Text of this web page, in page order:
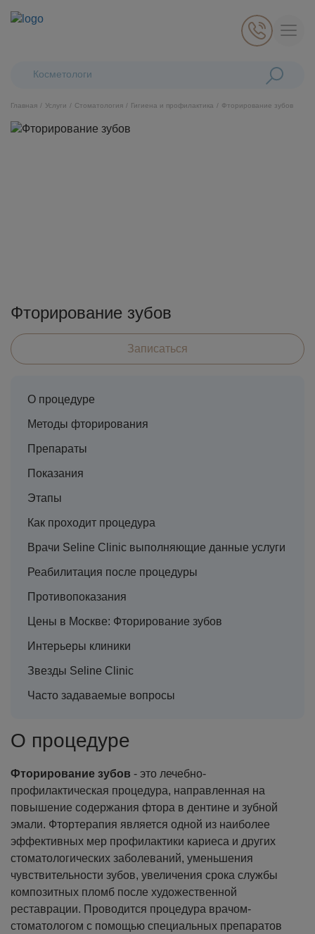
Поиск:Косметологические л
Главная Услуги Стоматология Гигиена и профилактика Фторирование зубов
Фторирование зубов
Записаться
О процедуре
Методы фторирования
Препараты
Показания
Этапы
Как проходит процедура
Врачи Seline Clinic выполняющие данные услуги
Реабилитация после процедуры
Противопоказания
Цены в Москве: Фторирование зубов
Интерьеры клиники
Звезды Seline Clinic
Часто задаваемые вопросы
О процедуре
Фторирование зубов - это лечебно-
профилактическая процедура, направленная на
повышение содержания фтора в дентине и зубной
эмали. Фтортерапия является одной из наиболее
эффективных мер профилактики кариеса и других
стоматологических заболеваний, уменьшения
чувствительности зубов, увеличения срока службы
композитных пломб после художественной
реставрации. Проводится процедура врачом-
стоматологом с помощью специальных препаратов